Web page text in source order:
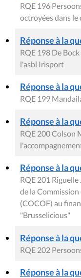
RQE 196
octroyées dans
Réponse à la
RQE 198 De
l'asbl Irisport
Réponse à la
RQE 199
Réponse à la
RQE 200 Colson
Réponse à la
RQE 201
de la
(COCOF) au
"Brusselicious"
Réponse à la
RQE 202
Réponse à la